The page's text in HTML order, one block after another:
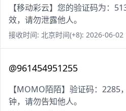
【移动彩云】您的验证码为：
效，请勿泄露他人。
接收时间: 北京时间(+8): 2026-06-02
@961454951255
【MOMO陌陌】验证码：2285
钟，请勿告知他人。